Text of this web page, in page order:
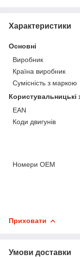
Характеристики
Основні
Виробник
Країна виробник
Сумісність з маркою
Користувальницькі
EAN
Коди двигунів
Номери OEM
Приховати
Умови доставки